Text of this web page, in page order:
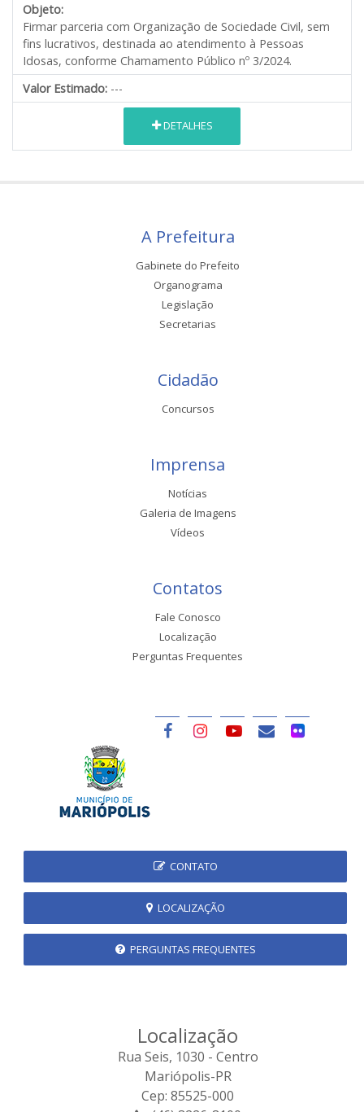
Objeto:
Firmar parceria com Organização de Sociedade Civil, sem
fins lucrativos, destinada ao atendimento à Pessoas
Idosas, conforme Chamamento Público nº 3/2024.
Valor Estimado: ---
DETALHES
A Prefeitura
Gabinete do Prefeito
Organograma
Legislação
Secretarias
Cidadão
Concursos
Imprensa
Notícias
Galeria de Imagens
Vídeos
Contatos
Fale Conosco
Localização
Perguntas Frequentes
CONTATO
LOCALIZAÇÃO
PERGUNTAS FREQUENTES
Localização
Rua Seis, 1030 - Centro
Mariópolis-PR
Cep: 85525-000